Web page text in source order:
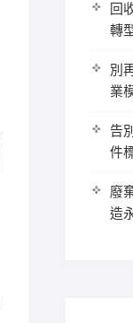
回
轉
別
業
告
件
廢
造